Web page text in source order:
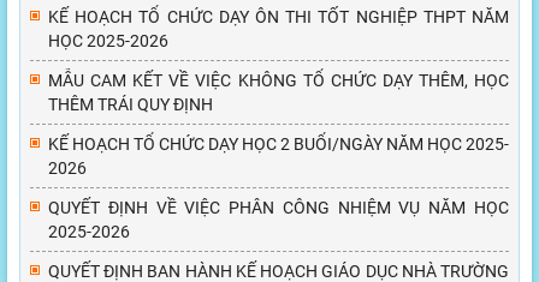
KẾ HOẠCH TỔ CHỨC DẠY ÔN THI TỐT NGHIỆP THPT NĂM
HỌC 2025-2026
MẪU CAM KẾT VỀ VIỆC KHÔNG TỔ CHỨC DẠY THÊM, HỌC
THÊM TRÁI QUY ĐỊNH
KẾ HOẠCH TỔ CHỨC DẠY HỌC 2 BUỔI/NGÀY NĂM HỌC 2025-
2026
QUYẾT ĐỊNH VỀ VIỆC PHÂN CÔNG NHIỆM VỤ NĂM HỌC
2025-2026
QUYẾT ĐỊNH BAN HÀNH KẾ HOẠCH GIÁO DỤC NHÀ TRƯỜNG